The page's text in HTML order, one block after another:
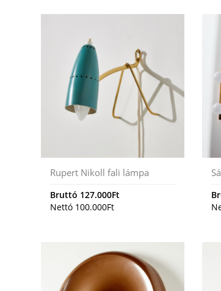
Rupert Nikoll fali lámpa
Bruttó 127.000Ft
Nettó 100.000Ft